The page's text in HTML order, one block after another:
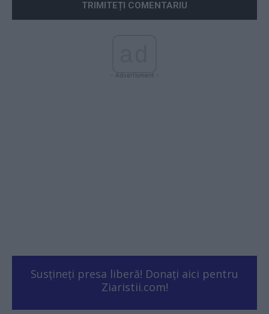
- Advertisment -
Susțineți presa liberă! Donați aici pentru
Ziaristii.com!